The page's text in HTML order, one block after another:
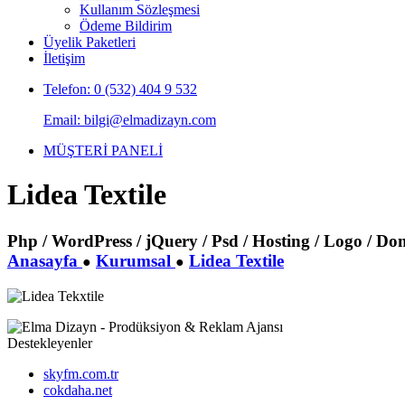
Kullanım Sözleşmesi
Ödeme Bildirim
Üyelik Paketleri
İletişim
Telefon: 0 (532) 404 9 532
Email: bilgi@elmadizayn.com
MÜŞTERİ PANELİ
Lidea Textile
Php / WordPress / jQuery / Psd / Hosting / Logo /
Anasayfa ● Kurumsal ● Lidea Textile
Destekleyenler
skyfm.com.tr
cokdaha.net